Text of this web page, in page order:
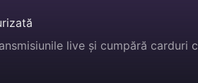
live și cumpără